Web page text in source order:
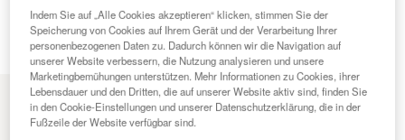
FLORENCE, 16TH JULY 2013
MENU
Indem Sie auf „Alle Cookies akzeptieren“ klicken, stimmen Sie der
Speicherung von Cookies auf Ihrem Gerät und der Verarbeitung Ihrer
personenbezogenen Daten zu. Dadurch können wir die Navigation auf
unserer Website verbessern, die Nutzung analysieren und unsere
Marketingbemühungen unterstützen. Mehr Informationen zu Cookies, ihrer
Lebensdauer und den Dritten, die auf unserer Website aktiv sind, finden Sie
in den Cookie-Einstellungen und unserer Datenschutzerklärung, die in der
Fußzeile der Website verfügbar sind.